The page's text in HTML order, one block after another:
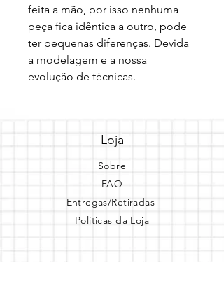
feita a mão, por isso nenhuma
peça fica idêntica a outro, pode
ter pequenas diferenças. Devida
a modelagem e a nossa
evolução de técnicas.
Loja
Sobre
FAQ
Entregas/Retiradas
Politicas da Loja